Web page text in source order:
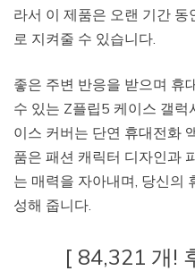
라서 이 제품은 오랜 기간
로 지켜줄 수 있습니다.
좋은 주변 반응을 받으며 휴
수 있는 Z플립5 케이스 갤
이스 커버는 단연 휴대전화
품은 패션 캐릭터 디자인과
는 매력을 자아내며, 당신의
성해 줍니다.
[ 84,321 개!